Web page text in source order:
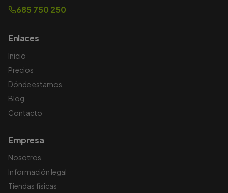
685 750 250
Enlaces
Inicio
Precios
Dónde estamos
Blog
Contacto
Empresa
Nosotros
Información legal
Tiendas físicas